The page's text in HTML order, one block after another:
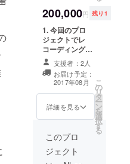
三大ジャズ
フェスティ
バルの1つ
『ウィーン
ジャズフェ
スティバ
ル』(オース
トリア)、
ヨーロッパ
クラブ『ロ
ニースコッ
ロジェクトでレ
コーディングし
たNew Album
CDのブックレッ
ト『special
thanks』への名
前掲載(企業の場
合は企業名) 5.
CD発売Special
方によりご参加
できない場合は
画DVDをプレゼ
ント) ※お届け予
定日は変更とな
200,000円 残り1
1. 今回のプロ
ジェクトでレ
コーディングし
たNew Album
CD 2. メンバー3
人からのサン
キューレター 3.
【限定秘蔵音
源】NYで演奏し
品) 4. 今回のプ
コーディングし
支援者：2人
お届け予定：
2017年08月
詳細を見る
こ
の
リ
タ
ー
ン
を
選
択
す
る
このプロ
ジェクト